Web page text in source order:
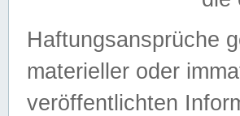
Haftungsansprüche
materieller oder
veröffentlichten